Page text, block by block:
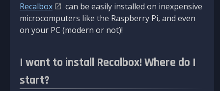
Recalbox
can be easily installed on inexpensive
microcomputers like the Raspberry Pi, and even
on your PC (modern or not)!
I want to install Recalbox! Where do I
start?